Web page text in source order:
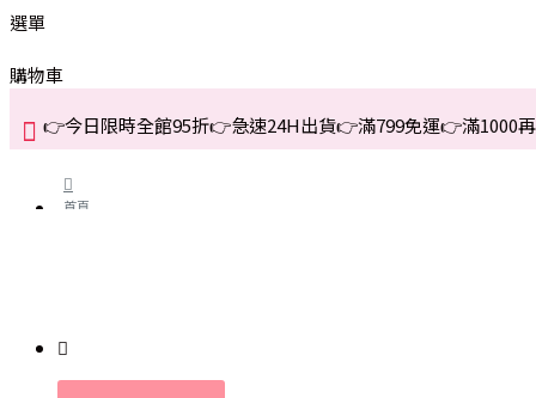
選單
購物車
👉今日限時全館95折👉急速24H出貨👉滿799免運👉滿1000
首頁